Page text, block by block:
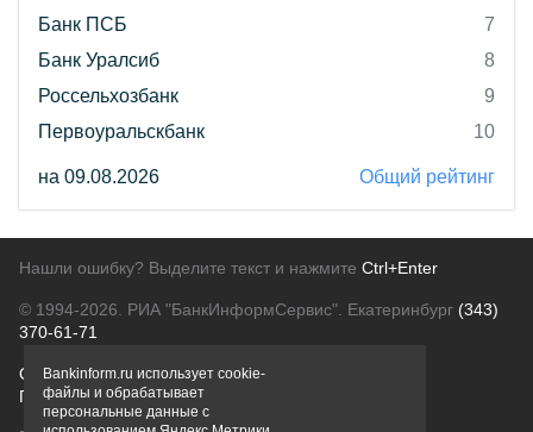
Банк ПСБ
7
Банк Уралсиб
8
Россельхозбанк
9
Первоуральскбанк
10
на 09.08.2026 Общий рейтинг
Нашли ошибку? Выделите текст и нажмите Ctrl+Enter
© 1994-2026. РИА "БанкИнформСервис". Екатеринбург (343)
370-61-71
О проектеПолитика конфиденциальности
Правовая информацияДля рекламодателей
Bankinform.ru использует cookie-
файлы и обрабатывает
персональные данные с